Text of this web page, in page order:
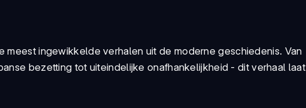
ingewikkelde verhalen uit de moderne geschiedenis. Van
bezetting tot uiteindelijke onafhankelijkheid - dit verhaal laat